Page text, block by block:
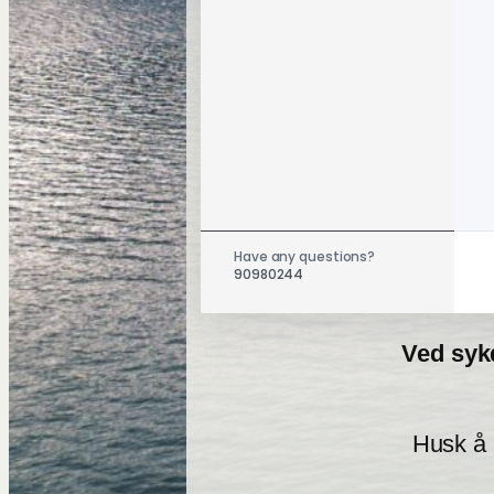
Have any questions?
90980244
Ved
Husk å